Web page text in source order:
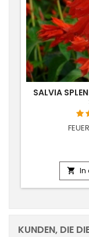
SALVIA
 In
KUNDEN, DIE